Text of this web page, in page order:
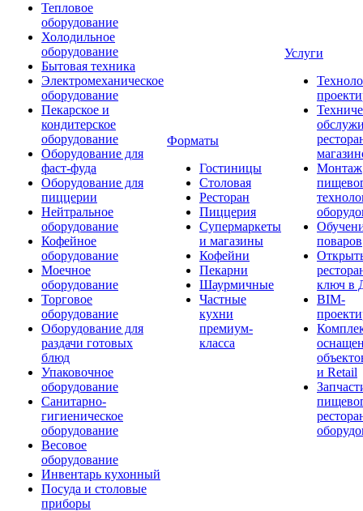
Тепловое
оборудование
Холодильное
оборудование
Бытовая техника
Электромеханическое
оборудование
Пекарское и
кондитерское
оборудование
Оборудование для
фаст-фуда
Оборудование для
пиццерии
Нейтральное
оборудование
Кофейное
оборудование
Моечное
оборудование
Торговое
оборудование
Оборудование для
раздачи готовых
блюд
Упаковочное
оборудование
Санитарно-
гигиеническое
оборудование
Весовое
оборудование
Инвентарь кухонный
Посуда и столовые
приборы
Форматы
Гостиницы
Столовая
Ресторан
Пиццерия
Супермаркеты
и магазины
Кофейни
Пекарни
Шаурмичные
Частные
кухни
премиум-
класса
Услуги
Монтаж
поваров
ключ в
BIM-
и Retail